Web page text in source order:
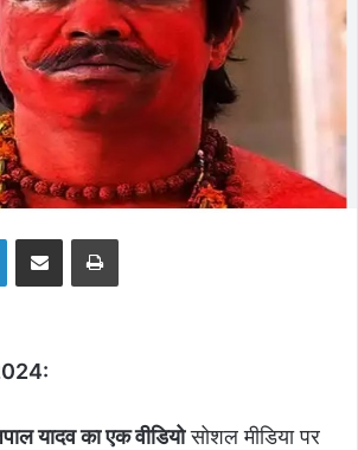
LinkedInShare via Email Print
यादव का एक वीडियोसोशल मीडिया पर